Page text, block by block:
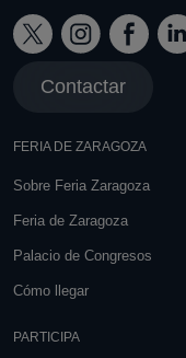
Contactar
FERIA DE ZARAGOZA
Sobre Feria Zaragoza
Feria de Zaragoza
Palacio de Congresos
Cómo llegar
PARTICIPA